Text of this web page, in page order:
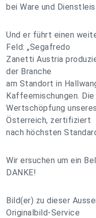
bei Ware und
Und er führt einen
Feld: „Segafredo
Zanetti Austria
der Branche
am Standort in
Kaffeemischungen. Die
Wertschöpfung
Österreich, zertifiziert
nach höchsten
Wir ersuchen um ein
DANKE!
Bild(er) zu dieser
Originalbild-Service